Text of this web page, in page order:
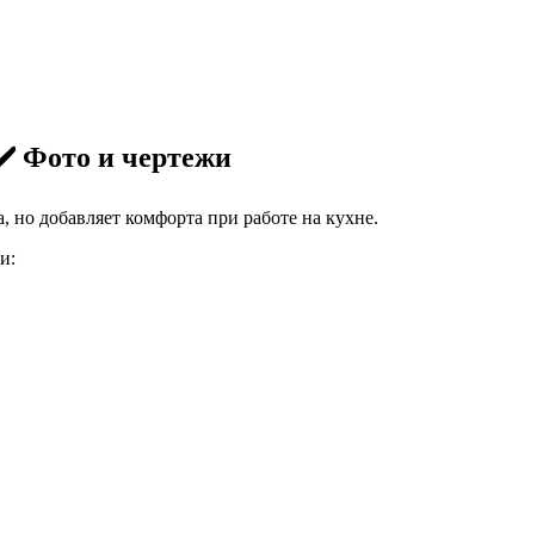
Фото и чертежи
но добавляет комфорта при работе на кухне.